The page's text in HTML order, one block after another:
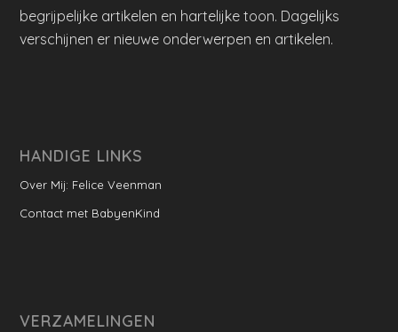
begrijpelijke artikelen en hartelijke toon. Dagelijks
verschijnen er nieuwe onderwerpen en artikelen.
HANDIGE LINKS
Over Mij: Felice Veenman
Contact met BabyenKind
VERZAMELINGEN